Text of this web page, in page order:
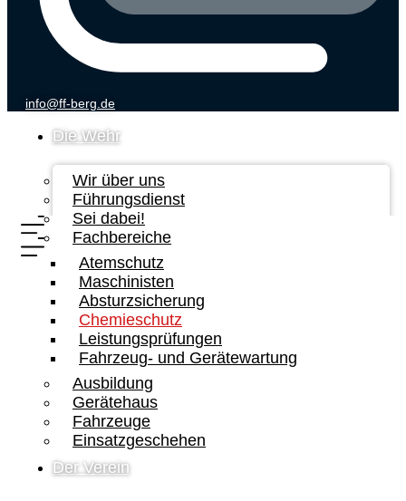
info@ff-berg.de
Die Wehr
Wir über uns
Führungsdienst
Sei dabei!
Fachbereiche
Atemschutz
Maschinisten
Absturzsicherung
Chemieschutz
Leistungsprüfungen
Fahrzeug- und Gerätewartung
Ausbildung
Gerätehaus
Fahrzeuge
Einsatzgeschehen
Der Verein